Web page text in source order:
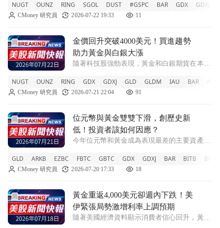
的聯合主席，推動該公司股價上漲。 NG
+10.48% NUGT +6.22% OUNZ +1.17% RING
NUGT OUNZ RING SGOL DUST #GSPC BAR GDX GDXJ
CMoney 研究員 2026-07-22 19:33 11
前往金價回升突破4000美元！買進趨勢助力黃金與白銀大漲
金價回升突破4000美元！買進趨勢
助力黃金與白銀大漲
隨著科技股強勁表現，黃金和白銀期貨在本週
策的期待也加劇了投資者的關注。 NUGT
+9.53% OUNZ +1.97% RING +5% GDX
NUGT OUNZ RING GDX GDXJ GLD GLDM IAU BAR
CMoney 研究員 2026-07-21 22:04 91
前往位元幣與黃金雙雙下滑，創歷史新低！投資者該如何因
位元幣與黃金雙雙下滑，創歷史新
低！投資者該如何因應？
今年位元幣和黃金成為表現最差的主要資產，
應對。 GLD -0.11% ARKB +1.97% EZBC
+1.96% FBTC +1.99% GBTC +2.0
GLD ARKB EZBC FBTC GBTC GDX GDXJ BAR BITB BRRR
CMoney 研究員 2026-07-20 17:33 18
前往黃金重返4,000美元卻週內下跌！美伊緊張局勢激增利率
黃金重返4,000美元卻週內下跌！美
伊緊張局勢激增利率上調預期
隨著美國經濟資料顯示消費者信心回升，黃金